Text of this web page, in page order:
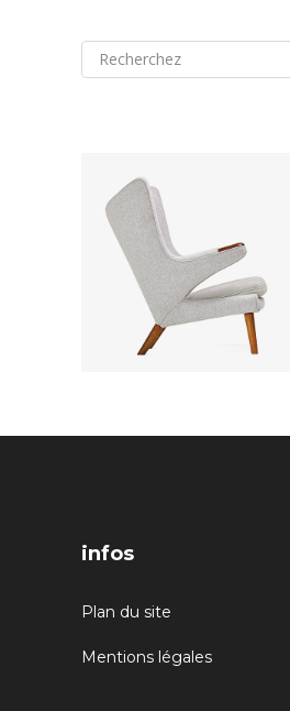
infos
Plan du site
Mentions légales